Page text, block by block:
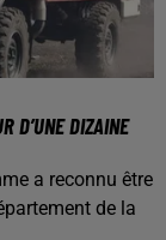
D’UNE DIZAINE
a reconnu être
de la